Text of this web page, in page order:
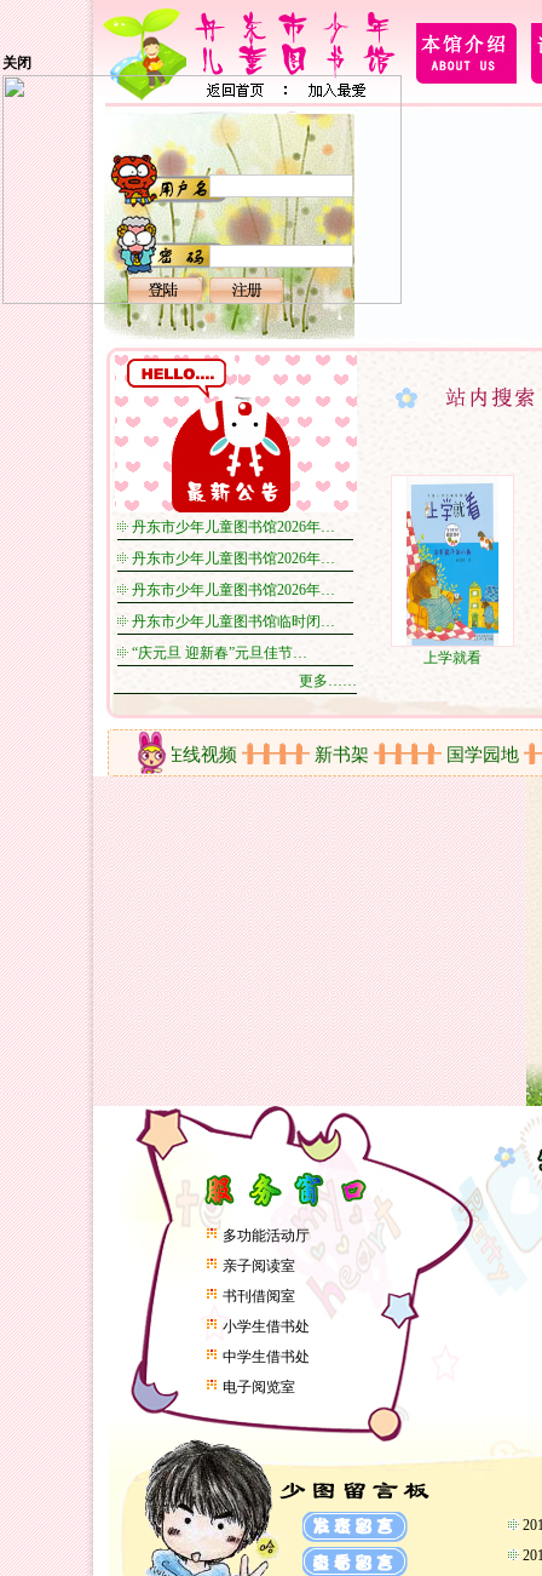
关闭
丹东市少年儿童图书馆2026年…
丹东市少年儿童图书馆2026年…
丹东市少年儿童图书馆2026年…
丹东市少年儿童图书馆临时闭…
“庆元旦 迎新春”元旦佳节…
更多……
上学就看
动剪影 在线视频 新书架 国学园地
多功能活动厅
亲子阅读室
书刊借阅室
小学生借书处
中学生借书处
电子阅览室